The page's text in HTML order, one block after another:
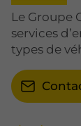
Le Groupe
services
types de